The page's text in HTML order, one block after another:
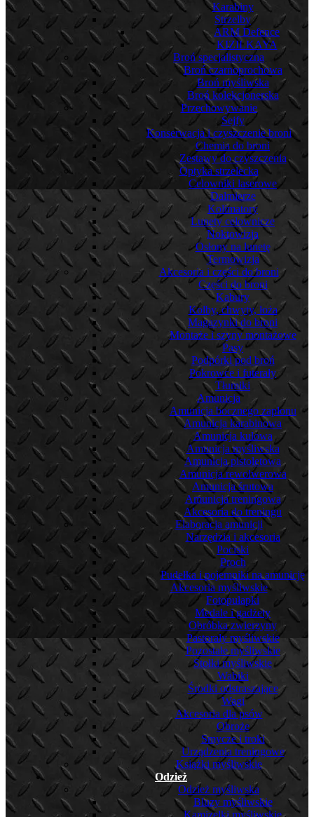
Karabiny
Strzelby
ARM Defence
KIZILKAYA
Broń specjalistyczna
Broń czarnoprochowa
Broń myśliwska
Broń kolekcjonerska
Przechowywanie
Sejfy
Konserwacja i czyszczenie broni
Chemia do broni
Zestawy do czyszczenia
Optyka strzelecka
Celowniki laserowe
Dalmierze
Kolimatory
Lunety celownicze
Noktowizja
Osłony na lunetę
Termowizja
Akcesoria i części do broni
Części do broni
Kabury
Kolby, chwyty, łoża
Magazynki do broni
Montaże i szyny montażowe
Pasy
Podpórki pod broń
Pokrowce i futerały
Tłumiki
Amunicja
Amunicja bocznego zapłonu
Amunicja karabinowa
Amunicja kulowa
Amunicja myśliwska
Amunicja pistoletowa
Amunicja rewolwerowa
Amunicja śrutowa
Amunicja treningowa
Akcesoria do treningu
Elaboracja amunicji
Narzędzia i akcesoria
Pociski
Proch
Pudełka i pojemniki na amunicję
Akcesoria myśliwskie
Fotopułapki
Medale i gadżety
Obróbka zwierzyny
Pastorały myśliwskie
Pozostałe myśliwskie
Stołki myśliwskie
Wabiki
Środki odstraszające
Wagi
Akcesoria dla psów
Obroże
Smycze i troki
Urządzenia treningowe
Książki myśliwskie
Odzież
Odzież myśliwska
Bluzy myśliwskie
Kamizelki myśliwskie